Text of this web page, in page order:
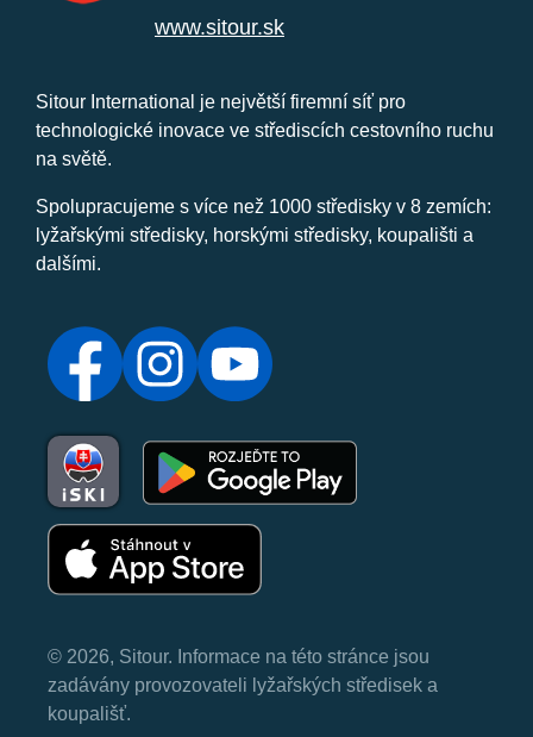
www.sitour.sk
Sitour International je největší firemní síť pro
technologické inovace ve střediscích cestovního ruchu
na světě.
Spolupracujeme s více než 1000 středisky v 8 zemích:
lyžařskými středisky, horskými středisky, koupališti a
dalšími.
© 2026, Sitour. Informace na této stránce jsou
zadávány provozovateli lyžařských středisek a
koupališť.